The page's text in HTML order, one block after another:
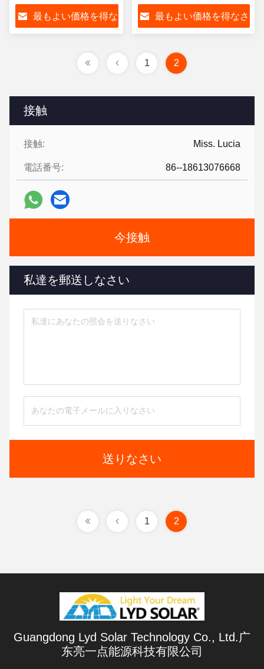
接触
接触: Miss. Lucia
電話番号: 86--18613076668
今接触
私達を郵送しなさい
送りなさい
最もよい価格を得な 最もよい価格を得なさ
1 2
1 2
Guangdong Lyd Solar Technology Co., Ltd.广
东亮一点能源科技有限公司